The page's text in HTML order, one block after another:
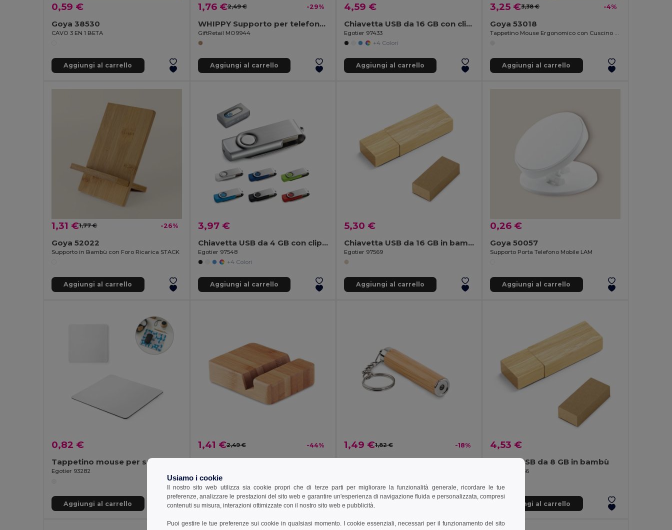
0,59 €
Goya 38530
CAVO 3 EN 1 BETA
Aggiungi al carrello
1,76 €2,49 € -29%
WHIPPY Supporto per telefono in bambù
GiftRetail MO9944
Aggiungi al carrello
4,59 €
Chiavetta USB da 16 GB con clip in metallo
Egotier 97433
+4 Colori
Aggiungi al carrello
3,25 €3,38 € -4%
Goya 53018
Aggiungi al carrello
1,31 €1,77 € -26%
Goya 52022
Supporto in Bambù con Foro Ricarica STACK
Aggiungi al carrello
3,97 €
Chiavetta USB da 4 GB con clip in metallo
Egotier 97548
+4 Colori
Aggiungi al carrello
5,30 €
Chiavetta USB da 16 GB in bambù
Egotier 97569
Aggiungi al carrello
0,26 €
Goya 50057
Supporto Porta Telefono Mobile LAM
Aggiungi al carrello
0,82 €
Egotier 93282
Aggiungi al carrello
1,41 €2,49 € -44%
Aggiungi al carrello
1,49 €1,82 € -18%
Aggiungi al carrello
4,53 €
Chiave USB da 8 GB in bambù
Egotier 97436
Aggiungi al carrello
Usiamo i cookie
Il nostro sito web utilizza sia cookie propri che di terze parti per migliorare la funzionalità generale, ricordare le tue
preferenze, analizzare le prestazioni del sito web e garantire un'esperienza di navigazione fluida e personalizzata, compresi
contenuti su misura, interazioni ottimizzate con il nostro sito web e pubblicità.
Puoi gestire le tue preferenze sui cookie in qualsiasi momento. I cookie essenziali, necessari per il funzionamento del sito